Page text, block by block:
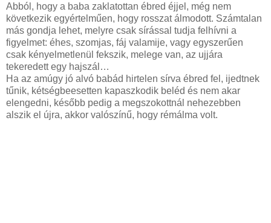
Abból, hogy a baba zaklatottan ébred éjjel, még nem
következik egyértelműen, hogy rosszat álmodott. Számtalan
más gondja lehet, melyre csak sírással tudja felhívni a
figyelmet: éhes, szomjas, fáj valamije, vagy egyszerűen
csak kényelmetlenül fekszik, melege van, az ujjára
tekeredett egy hajszál…
Ha az amúgy jó alvó babád hirtelen sírva ébred fel, ijedtnek
tűnik, kétségbeesetten kapaszkodik beléd és nem akar
elengedni, később pedig a megszokottnál nehezebben
alszik el újra, akkor valószínű, hogy rémálma volt.